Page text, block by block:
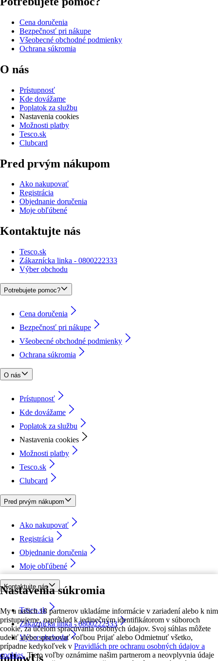
Nastavenia súkromia
My a našich 18 partnerov ukladáme informácie v zariadení alebo k nim
pristupujeme, napríklad k jedinečným identifikátorom v súboroch
cookie, za účelom spracúvania osobných údajov. Svoj súhlas môžete
udeliť alebo spravovať voľbou Prijať alebo Odmietnuť všetko,
prípadne kedykoľvek v Pravidlách pre ochranu osobných údajov a
cookies. Tieto voľby oznámime našim partnerom a neovplyvnia údaje
Cena doručenia
Bezpečnosť pri nákupe
Všeobecné obchodné podmienky
Ochrana súkromia
O nás
Prístupnosť
Kde dovážame
Poplatok za službu
Nastavenia cookies
Možnosti platby
Tesco.sk
Clubcard
Pred prvým nákupom
Ako nakupovať
Registrácia
Objednanie doručenia
Moje obľúbené
Kontaktujte nás
Tesco.sk
Zákaznícka linka - 0800222333
Výber obchodu
Potrebujete pomoc?
Cena doručenia
Bezpečnosť pri nákupe
Všeobecné obchodné podmienky
Ochrana súkromia
O nás
Prístupnosť
Kde dovážame
Poplatok za službu
Nastavenia cookies
Možnosti platby
Tesco.sk
Clubcard
Pred prvým nákupom
Ako nakupovať
Registrácia
Objednanie doručenia
Moje obľúbené
Kontaktujte nás
Tesco.sk
Zákaznícka linka - 0800222333
Výber obchodu
followUs